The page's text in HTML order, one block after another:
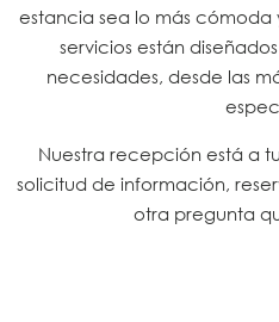
estancia sea lo más cómoda
servicios están
necesidades, desde las
Nuestra recepción está a
solicitud de información,
otra pregunta